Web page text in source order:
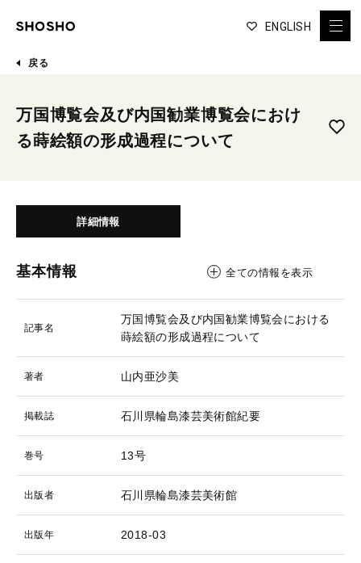
ENGLISH
戻る
万国博覧会及び内国勧業博覧会におけ
る蒔絵額の形成過程について
詳細情報
基本情報 全ての情報を表示
記事名
万国博覧会及び内国勧業博覧会における
蒔絵額の形成過程について
著者 山内亜沙美
掲載誌 石川県輪島漆芸美術館紀要
巻号 13号
出版者 石川県輪島漆芸美術館
出版年 2018-03